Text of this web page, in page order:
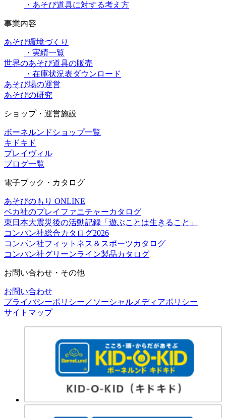
・あそび道具に対する考え方
事業内容
あそび環境づくり
・実績一覧
世界のあそび道具の販売
・在庫状況表ダウンロード
あそび場の運営
あそびの研究
ショップ・運営施設
ボーネルンドショップ一覧
キドキド
プレイヴィル
ブログ一覧
電子ブック・カタログ
あそびのもり ONLINE
ベカ社のプレイファニチャーカタログ
東日本大震災後の活動記録「遊ぶことは生きること」
コンパン社総合カタログ2026
コンパン社フィットネス＆スポーツカタログ
コンパン社グリーンライン製品カタログ
お問い合わせ・その他
お問い合わせ
プライバシーポリシー／ソーシャルメディアポリシー
サイトマップ